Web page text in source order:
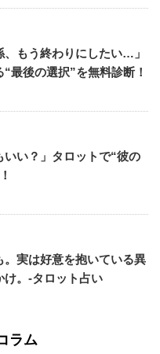
、もう終わりにしたい…」
最後の選択”を無料診断！
いい？」タロットで“彼の
。実は好意を抱いている異
け。-タロット占い
ラム